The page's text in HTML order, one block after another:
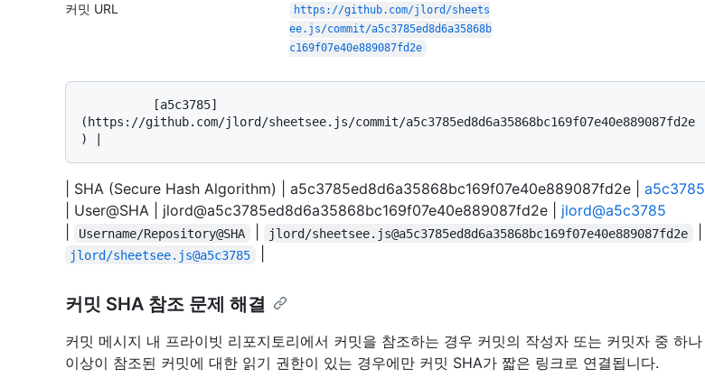
커밋 URL
https://github.com/jlord/sheets
ee.js/commit/a5c3785ed8d6a35868b
c169f07e40e889087fd2e
(https://github.com/jlord/sheetsee.js/commit/a5c3785ed8d6a35868bc169f07e40e889087fd2e
| SHA (Secure Hash Algorithm) | a5c3785ed8d6a35868bc169f07e40e889087fd2e | a5c3785
| User@SHA | jlord@a5c3785ed8d6a35868bc169f07e40e889087fd2e | jlord@a5c3785
Username/Repository@SHA jlord/sheetsee.js@a5c3785ed8d6a35868bc169f07e40e889087fd2e
jlord/sheetsee.js@a5c3785
커밋 SHA 참조 문제 해결
커밋 메시지 내 프라이빗 리포지토리에서 커밋을 참조하는 경우 커밋의 작성자 또는 커밋자 중 하나
이상이 참조된 커밋에 대한 읽기 권한이 있는 경우에만 커밋 SHA가 짧은 링크로 연결됩니다.